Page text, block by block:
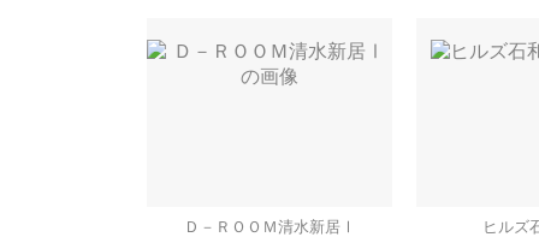
Ｄ－ＲＯＯＭ清水新居Ⅰ
ヒルズ